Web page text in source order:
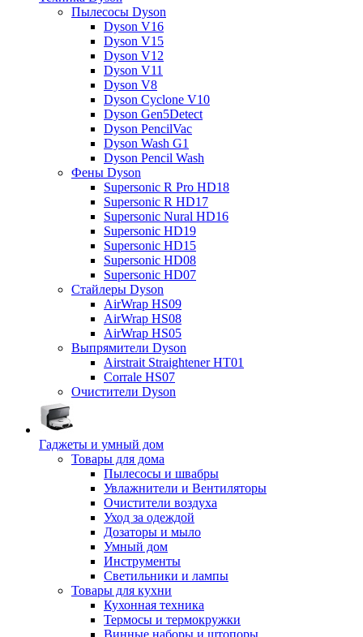
Пылесосы Dyson
Dyson V16
Dyson V15
Dyson V12
Dyson V11
Dyson V8
Dyson Cyclone V10
Dyson Gen5Detect
Dyson PencilVac
Dyson Wash G1
Dyson Pencil Wash
Фены Dyson
Supersonic R Pro HD18
Supersonic R HD17
Supersonic Nural HD16
Supersonic HD19
Supersonic HD15
Supersonic HD08
Supersonic HD07
Стайлеры Dyson
AirWrap HS09
AirWrap HS08
AirWrap HS05
Выпрямители Dyson
Airstrait Straightener HT01
Corrale HS07
Очистители Dyson
Гаджеты и умный дом
Товары для дома
Пылесосы и швабры
Увлажнители и Вентиляторы
Очистители воздуха
Уход за одеждой
Дозаторы и мыло
Умный дом
Инструменты
Светильники и лампы
Товары для кухни
Кухонная техника
Термосы и термокружки
Винные наборы и штопоры